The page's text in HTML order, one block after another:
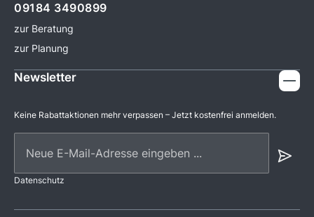
09184 3490899
zur Beratung
zur Planung
Newsletter
Keine Rabattaktionen mehr verpassen – Jetzt kostenfrei anmelden.
Datenschutz